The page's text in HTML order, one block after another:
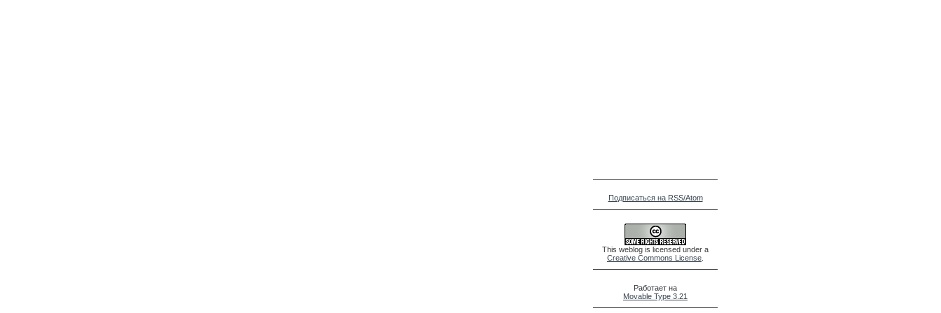
Подписаться на RSS/Atom
This weblog is licensed under a
Creative Commons License
Работает на
Movable Type 3.21